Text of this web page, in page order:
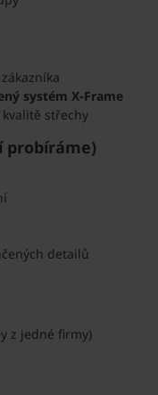
systém X-Frame
střechy
probíráme)
detailů
z jedné firmy)